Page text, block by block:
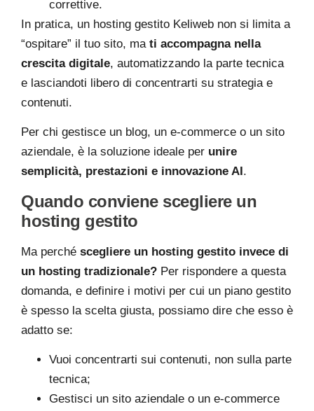
correttive.
In pratica, un hosting gestito Keliweb non si limita a
“ospitare” il tuo sito, ma ti accompagna nella
crescita digitale, automatizzando la parte tecnica
e lasciandoti libero di concentrarti su strategia e
contenuti.
Per chi gestisce un blog, un e-commerce o un sito
aziendale, è la soluzione ideale per unire
semplicità, prestazioni e innovazione AI .
Quando conviene scegliere un
hosting gestito
Ma perché scegliere un hosting gestito invece di
un hosting tradizionale? Per rispondere a questa
domanda, e definire i motivi per cui un piano gestito
è spesso la scelta giusta, possiamo dire che esso è
adatto se:
Vuoi concentrarti sui contenuti, non sulla parte
tecnica;
Gestisci un sito aziendale o un e-commerce